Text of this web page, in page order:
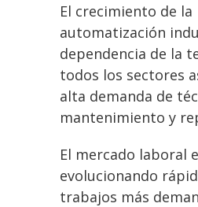
El crecimiento de la
automatización
dependencia de la
todos los sectores
alta demanda de
mantenimiento y
El mercado laboral
evolucionando
trabajos más